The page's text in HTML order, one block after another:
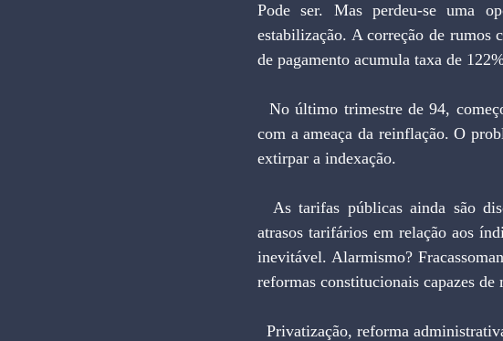
Pode ser. Mas perdeu-se uma
estabilização. A correção de rumos
de pagamento acumula taxa de
com a ameaça da reinflação. O
extirpar a indexação.
atrasos tarifários em relação aos
inevitável. Alarmismo?
reformas constitucionais capazes
  Privatização, reforma administrativa do setor público, busca de maior eficiência e redução do "custo